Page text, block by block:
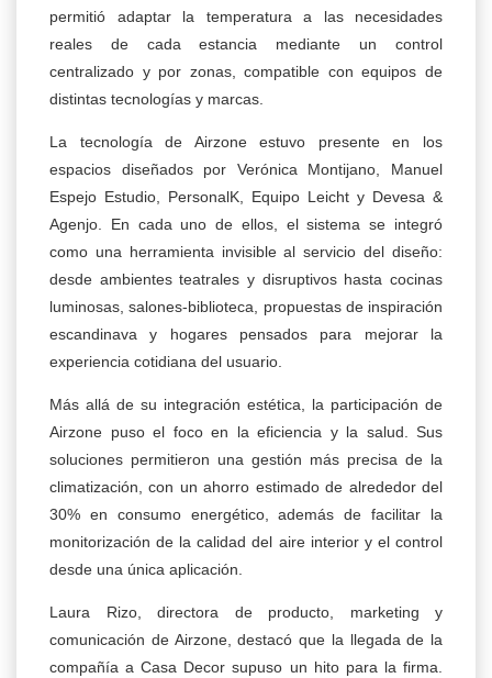
permitió adaptar la temperatura a las necesidades
reales de cada estancia mediante un control
centralizado y por zonas, compatible con equipos de
distintas tecnologías y marcas.
La tecnología de Airzone estuvo presente en los
espacios diseñados por Verónica Montijano, Manuel
Espejo Estudio, PersonalK, Equipo Leicht y Devesa &
Agenjo. En cada uno de ellos, el sistema se integró
como una herramienta invisible al servicio del diseño:
desde ambientes teatrales y disruptivos hasta cocinas
luminosas, salones-biblioteca, propuestas de inspiración
escandinava y hogares pensados para mejorar la
experiencia cotidiana del usuario.
Más allá de su integración estética, la participación de
Airzone puso el foco en la eficiencia y la salud. Sus
soluciones permitieron una gestión más precisa de la
climatización, con un ahorro estimado de alrededor del
30% en consumo energético, además de facilitar la
monitorización de la calidad del aire interior y el control
desde una única aplicación.
Laura Rizo, directora de producto, marketing y
comunicación de Airzone, destacó que la llegada de la
compañía a Casa Decor supuso un hito para la firma.